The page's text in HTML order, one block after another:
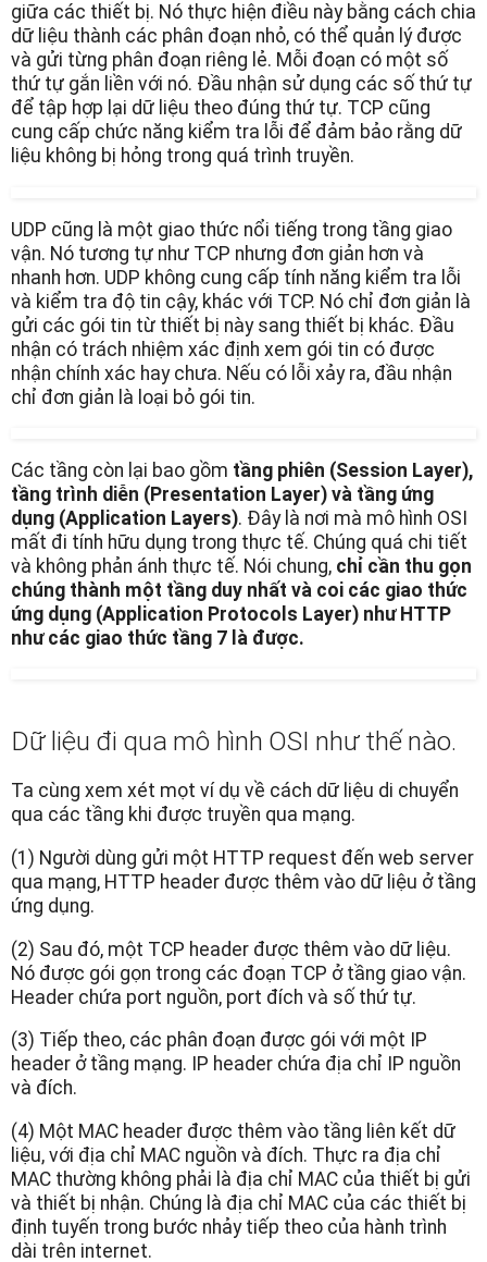
giữa các thiết bị. Nó thực hiện điều này bằng cách chia
dữ liệu thành các phân đoạn nhỏ, có thể quản lý được
và gửi từng phân đoạn riêng lẻ. Mỗi đoạn có một số
thứ tự gắn liền với nó. Đầu nhận sử dụng các số thứ tự
để tập hợp lại dữ liệu theo đúng thứ tự. TCP cũng
cung cấp chức năng kiểm tra lỗi để đảm bảo rằng dữ
liệu không bị hỏng trong quá trình truyền.
UDP cũng là một giao thức nổi tiếng trong tầng giao
vận. Nó tương tự như TCP nhưng đơn giản hơn và
nhanh hơn. UDP không cung cấp tính năng kiểm tra lỗi
và kiểm tra độ tin cậy, khác với TCP. Nó chỉ đơn giản là
gửi các gói tin từ thiết bị này sang thiết bị khác. Đầu
nhận có trách nhiệm xác định xem gói tin có được
nhận chính xác hay chưa. Nếu có lỗi xảy ra, đầu nhận
chỉ đơn giản là loại bỏ gói tin.
Các tầng còn lại bao gồm tầng phiên (Session Layer),
tầng trình diễn (Presentation Layer) và tầng ứng
dụng (Application Layers). Đây là nơi mà mô hình OSI
mất đi tính hữu dụng trong thực tế. Chúng quá chi tiết
và không phản ánh thực tế. Nói chung, chỉ cần thu gọn
chúng thành một tầng duy nhất và coi các giao thức
ứng dụng (Application Protocols Layer) như HTTP
như các giao thức tầng 7 là được.
Dữ liệu đi qua mô hình OSI như thế nào.
Ta cùng xem xét mọt ví dụ về cách dữ liệu di chuyển
qua các tầng khi được truyền qua mạng.
(1) Người dùng gửi một HTTP request đến web server
qua mạng, HTTP header được thêm vào dữ liệu ở tầng
ứng dụng.
(2) Sau đó, một TCP header được thêm vào dữ liệu.
Nó được gói gọn trong các đoạn TCP ở tầng giao vận.
Header chứa port nguồn, port đích và số thứ tự.
(3) Tiếp theo, các phân đoạn được gói với một IP
header ở tầng mạng. IP header chứa địa chỉ IP nguồn
và đích.
(4) Một MAC header được thêm vào tầng liên kết dữ
liệu, với địa chỉ MAC nguồn và đích. Thực ra địa chỉ
MAC thường không phải là địa chỉ MAC của thiết bị gửi
và thiết bị nhận. Chúng là địa chỉ MAC của các thiết bị
định tuyến trong bước nhảy tiếp theo của hành trình
dài trên internet.